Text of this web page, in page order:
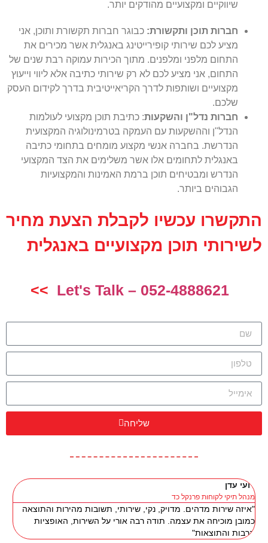
שיווקיים ומקצועיים מהודקים יותר.
חברות תוכן ותקשורת: כבוגר חברות תקשורת ותוכן, אני
מציע לכם שירותי קופירייטינג באנגלית אשר מכירים את
התחום מלפני ומלפנים. מתוך הכירות עמוקה רבת שנים של
התחום, אני מציע לכם לא רק שירותי כתיבה אלא ליווי וייעוץ
מקצועיים ושותפות לדרך הקריאייטיבית בדרך לקידום העסק
שלכם.
חברות נדל"ן והשקעות: כתיבת תוכן מקצועי לעולמות
הנדל"ן וההשקעות עם העמקה בטרמינולוגיה המקצועית
הנדרשת. בחברה אנשי מקצוע מומחים בתחומי כתיבה
באנגלית לתחומים אלו אשר משלימים את הצד המקצועי
הנדרש ומבטיחים תוכן ברמת האמינות והמקצועיות
הגבוהים ביותר.
התקשרו עכשיו לקבלת הצעת מחיר
לשירותי תוכן מקצועיים באנגלית
Let's Talk – 052-4888621
>>
שליחה
רועי עדן
מנהל תיקי לקוחות פרנקל כד
"איזה שירות מדהים. מדויק, נקי, שירותי, תשובות מהירות והתוצאה
כמובן מוכיחה את עצמה. תודה רבה אורי על השירות, האופציות
הרבות והתוצאות"